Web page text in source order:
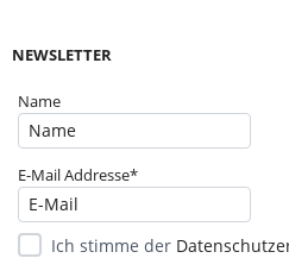
NEWSLETTER
Name
E-Mail Addresse*
Ich stimme der